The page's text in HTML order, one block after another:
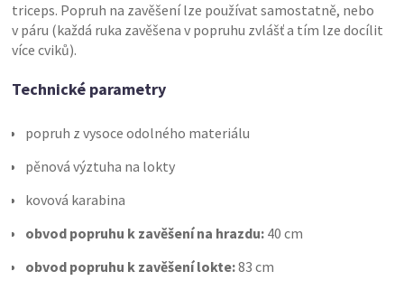
triceps. Popruh na zavěšení lze používat samostatně, nebo
v páru (každá ruka zavěšena v popruhu zvlášť a tím lze docílit
více cviků).
Technické parametry
popruh z vysoce odolného materiálu
pěnová výztuha na lokty
kovová karabina
obvod popruhu k zavěšení na hrazdu: 40 cm
obvod popruhu k zavěšení lokte:83 cm